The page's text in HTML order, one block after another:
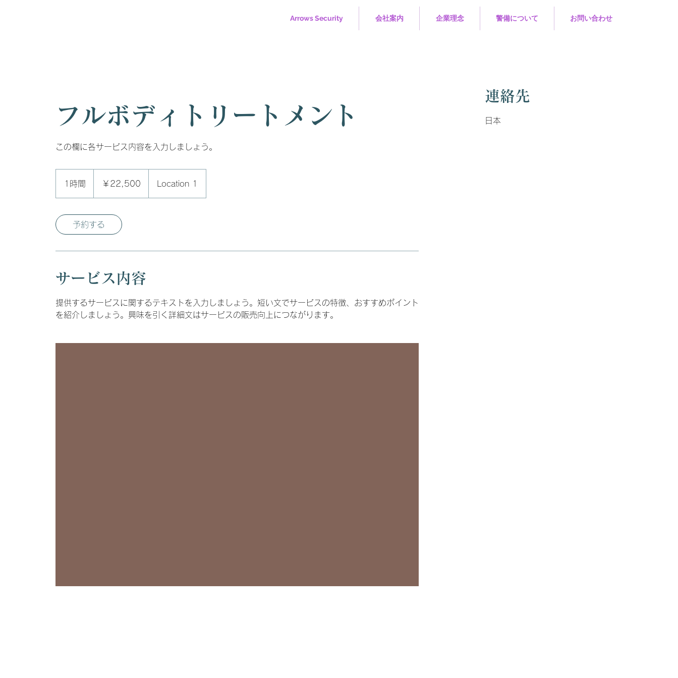
Arrows Security 会社案内 企業理念 警備について お問い合わせ
フルボディトリートメント
この欄に各サービス内容を入力しましょう。
1時間 ￥22,500 Location 1
予約する
サービス内容
提供するサービスに関するテキストを入力しましょう。短い文でサービスの特徴、おすすめポイント
を紹介しましょう。興味を引く詳細文はサービスの販売向上につながります。
連絡先
日本